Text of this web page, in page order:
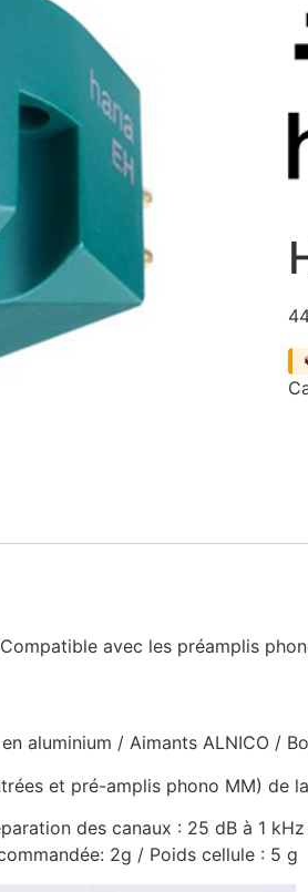
avec les préamplis
aluminium / Aimants ALNICO /
et pré-amplis phono MM) de la
des canaux : 25 dB à 1
2g / Poids cellule : 5 g